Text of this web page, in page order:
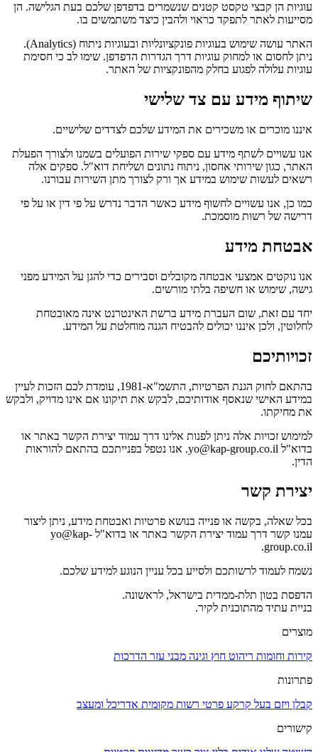
עוגיות הן קבצי טקסט קטנים שנשמרים בדפדפן שלכם בעת הגלישה. הן
מסייעות לאתר לתפקד כראוי ולהבין כיצד משתמשים בו.
האתר עושה שימוש בעוגיות פונקציונליות ובעוגיות ניתוח (Analytics).
ניתן לחסום או למחוק עוגיות דרך הגדרות הדפדפן. שימו לב כי חסימת
עוגיות עלולה לפגוע בחלק מהפונקציות של האתר.
שיתוף מידע עם צד שלישי
איננו מוכרים או משכירים את המידע שלכם לצדדים שלישיים.
אנו עשויים לשתף מידע עם ספקי שירות הפועלים בשמנו ולצורך הפעלת
האתר, כגון שירותי אחסון, ניתוח נתונים ושליחת דוא"ל. ספקים אלה
רשאים לעשות שימוש במידע אך ורק לצורך מתן השירות עבורנו.
כמו כן, אנו עשויים לחשוף מידע כאשר הדבר נדרש על פי דין או על פי
דרישה של רשות מוסמכת.
אבטחת מידע
אנו נוקטים אמצעי אבטחה מקובלים וסבירים כדי להגן על המידע מפני
גישה, שימוש או חשיפה בלתי מורשים.
יחד עם זאת, שום העברת מידע ברשת האינטרנט אינה מאובטחת
לחלוטין, ולכן איננו יכולים להבטיח הגנה מוחלטת על המידע.
זכויותיכם
בהתאם לחוק הגנת הפרטיות, התשמ"א-1981, עומדת לכם הזכות לעיין
במידע האישי שנאסף אודותיכם, לבקש את תיקונו אם אינו מדויק, ולבקש
את מחיקתו.
למימוש זכויות אלה ניתן לפנות אלינו דרך עמוד יצירת הקשר באתר או
בדוא"ל yo@kap-group.co.il. אנו נטפל בפנייתכם בהתאם להוראות
הדין.
יצירת קשר
בכל שאלה, בקשה או פנייה בנושא פרטיות ואבטחת מידע, ניתן ליצור
עמנו קשר דרך עמוד יצירת הקשר באתר או בדוא"ל yo@kap-
group.co.il.
נשמח לעמוד לרשותכם ולסייע בכל עניין הנוגע למידע שלכם.
הדפסת בטון תלת-ממדית בישראל, לראשונה.
בניית עתיד מהתוכנית לקיר.
מוצרים
קירות וחומות ריהוט חוץ וגינה מבני עזר הדרכות
פתרונות
קבלן ויזם בעל קרקע פרטי רשות מקומית אדריכל ומעצב
קישורים